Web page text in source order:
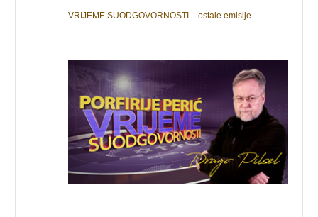
VRIJEME SUODGOVORNOSTI – ostale emisije